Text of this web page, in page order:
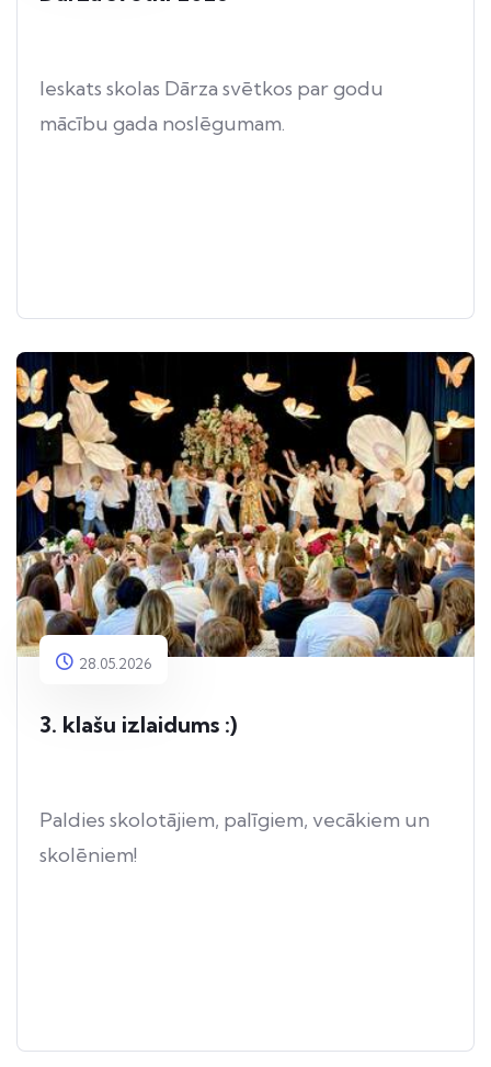
Ieskats skolas Dārza svētkos par godu
mācību gada noslēgumam.
28.05.2026
3. klašu izlaidums :)
Paldies skolotājiem, palīgiem, vecākiem un
skolēniem!